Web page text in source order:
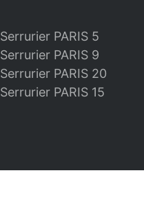
Serrurier PARIS 5
Serrurier PARIS 9
Serrurier PARIS 20
Serrurier PARIS 15